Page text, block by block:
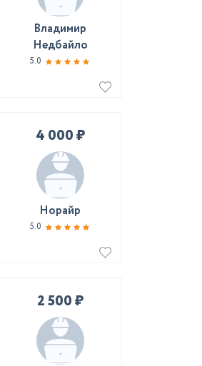
Владимир
Недбайло
5.0
4 000 ₽
Норайр
5.0
2 500 ₽